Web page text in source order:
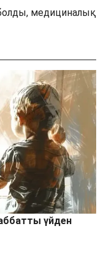
медициналық
үйден